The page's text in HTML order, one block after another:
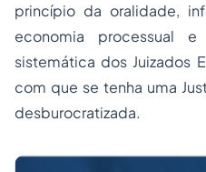
princípio da oralidade,
economia processual
sistemática dos Juizados
com que se tenha uma
desburocratizada.